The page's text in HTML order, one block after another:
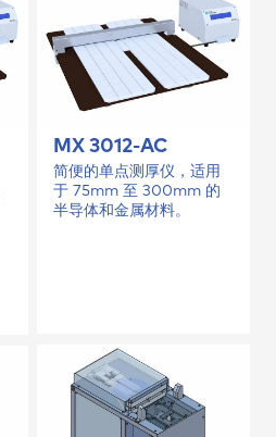
MX 3012-AC
简便的单点测厚仪，适用
于 75mm 至 300mm 的
半导体和金属材料。